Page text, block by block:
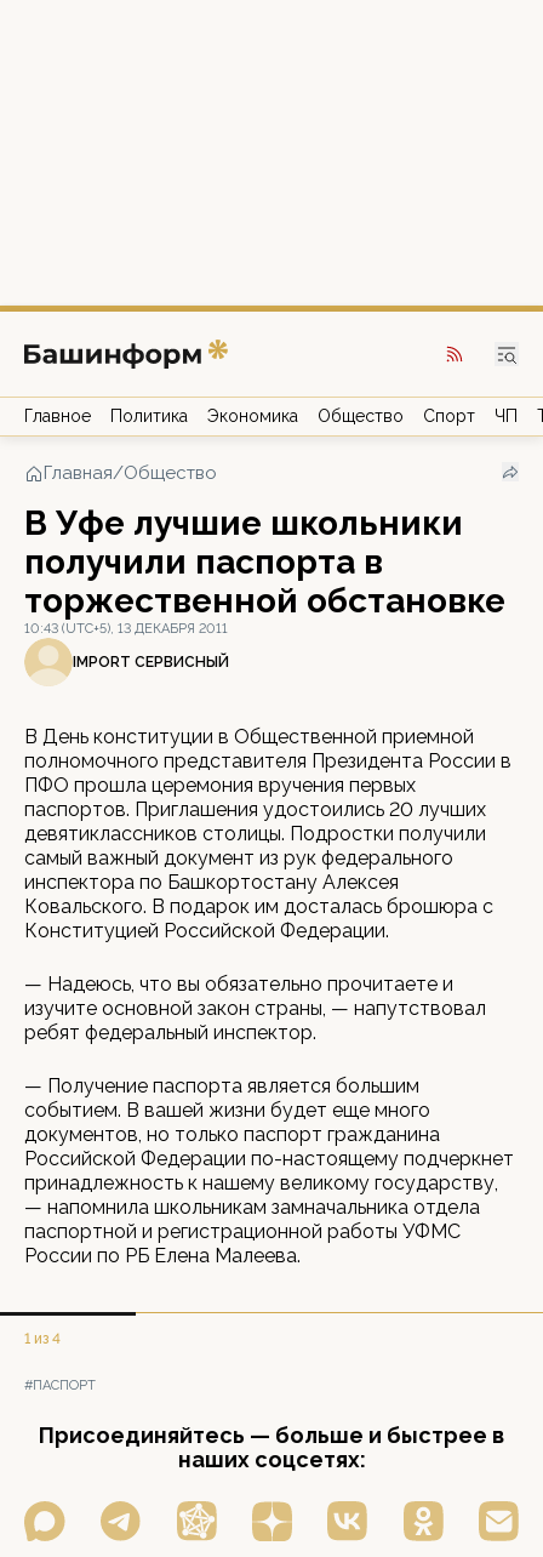
Главное Политика Экономика Общество Спорт ЧП
Главная/Общество
В Уфе лучшие школьники
получили паспорта в
торжественной обстановке
10:43 (UTC+5), 13 ДЕКАБРЯ 2011
IMPORT СЕРВИСНЫЙ
В День конституции в Общественной приемной
полномочного представителя Президента России в
ПФО прошла церемония вручения первых
паспортов. Приглашения удостоились 20 лучших
девятиклассников столицы. Подростки получили
самый важный документ из рук федерального
инспектора по Башкортостану Алексея
Ковальского. В подарок им досталась брошюра с
Конституцией Российской Федерации.
— Надеюсь, что вы обязательно прочитаете и
изучите основной закон страны, — напутствовал
ребят федеральный инспектор.
— Получение паспорта является большим
событием. В вашей жизни будет еще много
документов, но только паспорт гражданина
Российской Федерации по-настоящему подчеркнет
принадлежность к нашему великому государству,
— напомнила школьникам замначальника отдела
паспортной и регистрационной работы УФМС
России по РБ Елена Малеева.
1 из 4
#ПАСПОРТ
Присоединяйтесь — больше и быстрее в
наших соцсетях: